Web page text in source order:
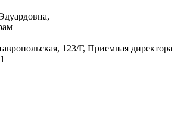
123/Г, Приемная директора